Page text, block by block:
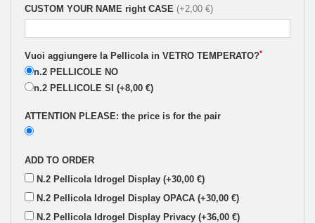
CUSTOM YOUR NAME right CASE (+2,00 €)
Vuoi aggiungere la Pellicola in VETRO TEMPERATO?*
n.2 PELLICOLE NO
n.2 PELLICOLE SI (+8,00 €)
ATTENTION PLEASE: the price is for the pair
ADD TO ORDER
N.2 Pellicola Idrogel Display (+30,00 €)
N.2 Pellicola Idrogel Display OPACA (+30,00 €)
N.2 Pellicola Idrogel Display Privacy (+36,00 €)